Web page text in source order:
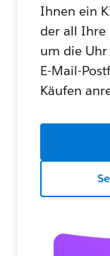
Ihnen ein
der all Ihre
um die
E-Mail-
Käufen